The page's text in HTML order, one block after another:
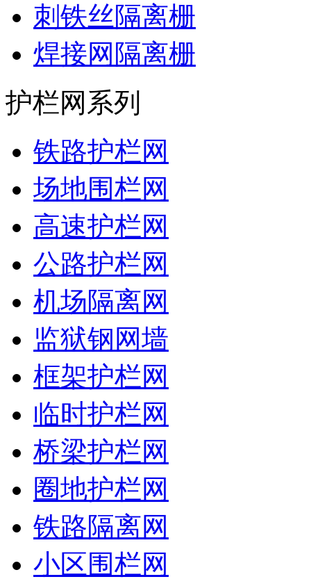
刺铁丝隔离栅
焊接网隔离栅
护栏网系列
铁路护栏网
场地围栏网
高速护栏网
公路护栏网
机场隔离网
监狱钢网墙
框架护栏网
临时护栏网
桥梁护栏网
圈地护栏网
铁路隔离网
小区围栏网